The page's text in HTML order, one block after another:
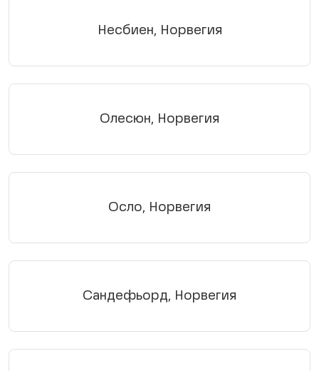
Несбиен, Норвегия
Олесюн, Норвегия
Осло, Норвегия
Сандефьорд, Норвегия